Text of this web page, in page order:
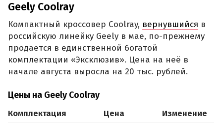
Geely Coolray
Компактный кроссовер Coolray, вернувшийся в
российскую линейку Geely в мае, по-прежнему
продается в единственной богатой
комплектации «Эксклюзив». Цена на неё в
начале августа выросла на 20 тыс. рублей.
Цены на Geely Coolray
Комплектация Цена
Изменение